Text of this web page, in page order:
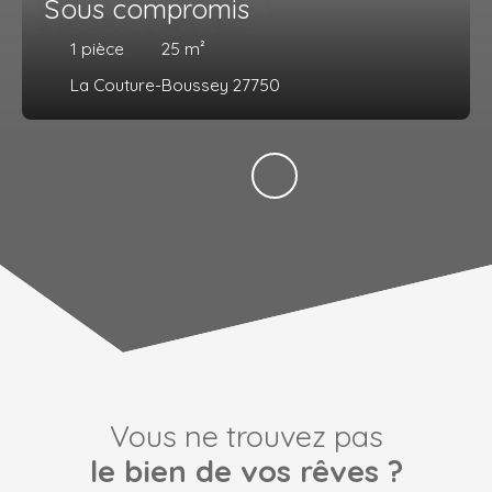
Sous compromis
1 pièce 25 m²
La Couture-Boussey 27750
Vous ne trouvez pas
le bien de vos rêves ?